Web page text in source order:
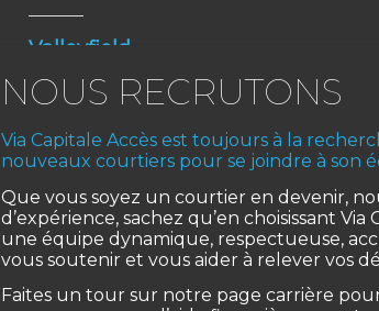
Valleyfield
Salaberry-de-Valleyfield, J6S 1M5
Via Capitale Accès est toujours à la
nouveaux courtiers pour se joindre à son
Que vous soyez un courtier en devenir,
d’expérience, sachez qu’en choisissant
une équipe dynamique, respectueuse,
vous soutenir et vous aider à relever vos
Faites un tour sur notre page carrière